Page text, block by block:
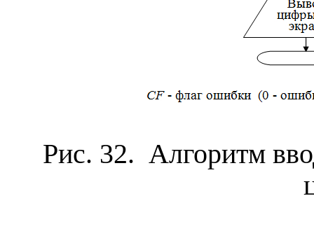
Рис. 32. Алгоритм